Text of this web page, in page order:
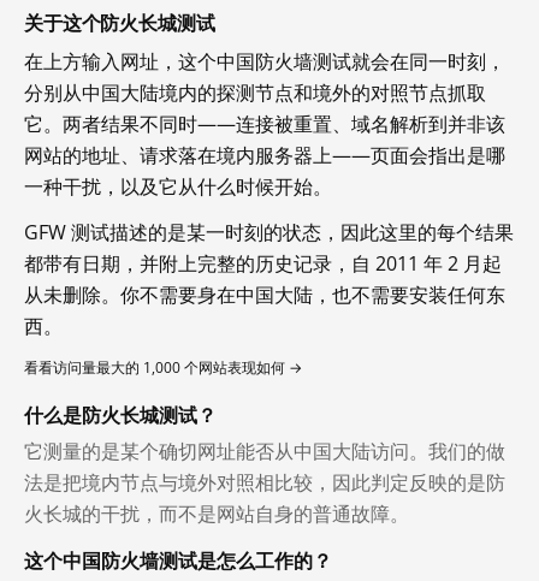
关于这个防火长城测试
在上方输入网址，这个中国防火墙测试就会在同一时刻，
分别从中国大陆境内的探测节点和境外的对照节点抓取
它。两者结果不同时——连接被重置、域名解析到并非该
网站的地址、请求落在境内服务器上——页面会指出是哪
一种干扰，以及它从什么时候开始。
GFW 测试描述的是某一时刻的状态，因此这里的每个结果
都带有日期，并附上完整的历史记录，自 2011 年 2 月起
从未删除。你不需要身在中国大陆，也不需要安装任何东
西。
看看访问量最大的 1,000 个网站表现如何 →
什么是防火长城测试？
它测量的是某个确切网址能否从中国大陆访问。我们的做
法是把境内节点与境外对照相比较，因此判定反映的是防
火长城的干扰，而不是网站自身的普通故障。
这个中国防火墙测试是怎么工作的？